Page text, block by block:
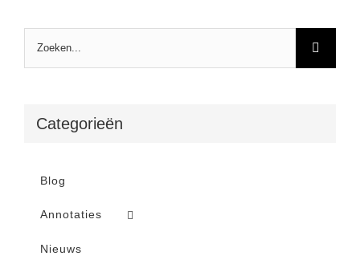
Categorieën
Blog
Annotaties
Nieuws